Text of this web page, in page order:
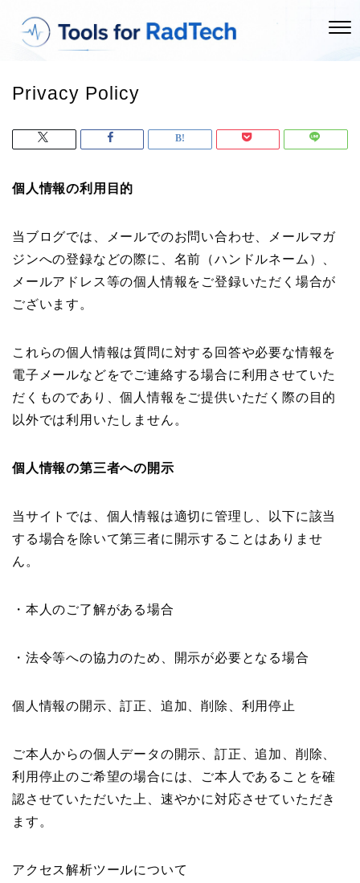
Privacy Policy
個人情報の利用目的
当ブログでは、メールでのお問い合わせ、メールマガ
ジンへの登録などの際に、名前（ハンドルネーム）、
メールアドレス等の個人情報をご登録いただく場合が
ございます。
これらの個人情報は質問に対する回答や必要な情報を
電子メールなどをでご連絡する場合に利用させていた
だくものであり、個人情報をご提供いただく際の目的
以外では利用いたしません。
個人情報の第三者への開示
当サイトでは、個人情報は適切に管理し、以下に該当
する場合を除いて第三者に開示することはありませ
ん。
・本人のご了解がある場合
・法令等への協力のため、開示が必要となる場合
個人情報の開示、訂正、追加、削除、利用停止
ご本人からの個人データの開示、訂正、追加、削除、
利用停止のご希望の場合には、ご本人であることを確
認させていただいた上、速やかに対応させていただき
ます。
アクセス解析ツールについて